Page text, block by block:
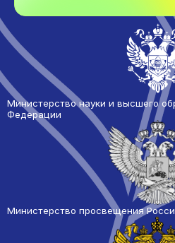
Министерство науки и высшего
Федерации
Министерство просвещения